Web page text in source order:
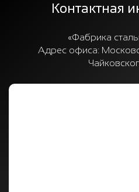
Контактная
«Фабрика
Адрес офиса: